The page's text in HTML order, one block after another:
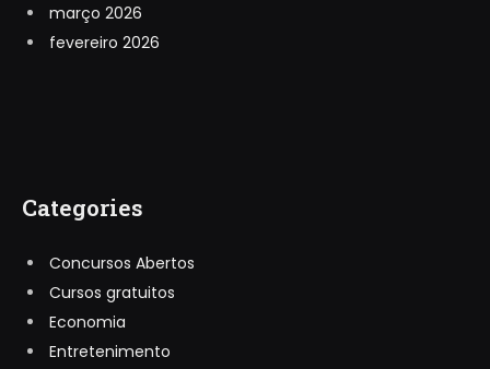
março 2026
fevereiro 2026
Categories
Concursos Abertos
Cursos gratuitos
Economia
Entretenimento